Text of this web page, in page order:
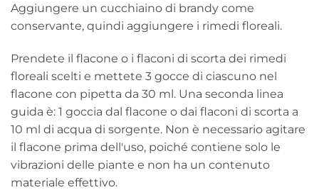
Aggiungere un cucchiaino di brandy come
conservante, quindi aggiungere i rimedi floreali.
Prendete il flacone o i flaconi di scorta dei rimedi
floreali scelti e mettete 3 gocce di ciascuno nel
flacone con pipetta da 30 ml. Una seconda linea
guida è: 1 goccia dal flacone o dai flaconi di scorta a
10 ml di acqua di sorgente. Non è necessario agitare
il flacone prima dell'uso, poiché contiene solo le
vibrazioni delle piante e non ha un contenuto
materiale effettivo.